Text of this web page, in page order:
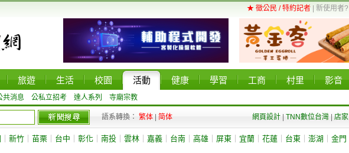
★ 徵公民 / 特約記者 | 新使用者?
旅遊 生活 校園 活動 健康 學習 工商 村里 影音
共消息 公私立招考 達人系列 寺廟宗教
語系轉換： 繁体 简体 網頁設計 TNN數位台灣 店家
新竹｜ 苗栗｜ 台中 彰化｜ 南投｜ 雲林｜ 嘉義｜ 台南｜ 高雄｜ 屏東｜ 宜蘭｜ 花蓮｜ 台東｜ 澎湖 金門